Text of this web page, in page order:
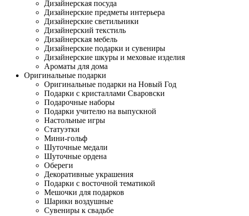
Дизайнерская посуда
Дизайнерские предметы интерьера
Дизайнерские светильники
Дизайнерский текстиль
Дизайнерская мебель
Дизайнерские подарки и сувениры
Дизайнерские шкуры и меховые изделия
Ароматы для дома
Оригинальные подарки
Оригинальные подарки на Новый Год
Подарки с кристаллами Сваровски
Подарочные наборы
Подарки учителю на выпускной
Настольные игры
Статуэтки
Мини-гольф
Шуточные медали
Шуточные ордена
Обереги
Декоративные украшения
Подарки с восточной тематикой
Мешочки для подарков
Шарики воздушные
Сувениры к свадьбе